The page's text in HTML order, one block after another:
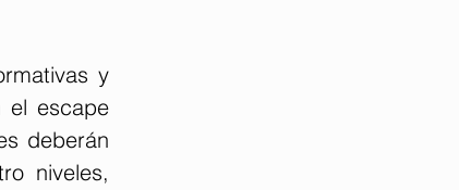
y
el escape
deberán
niveles,